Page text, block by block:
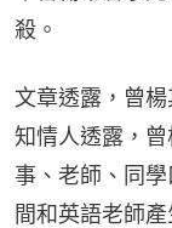
殺。
文章透露，曾
知情人透露，
事、老師、同
間和英語老師